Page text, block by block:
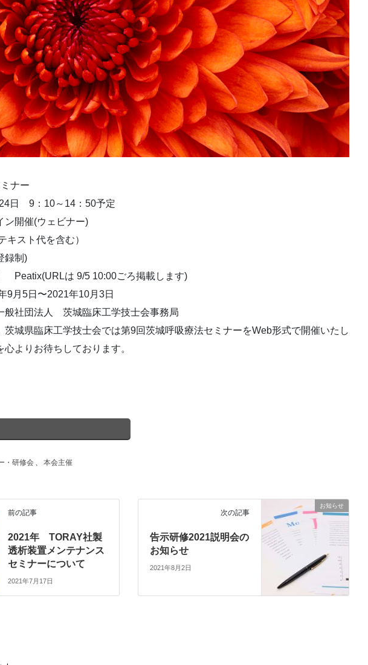
ナー
24日 9：10～14：50予定
ン開催(ウェビナー)
キスト代を含む）
録制)
Peatix(URLは 9/5 10:00ごろ掲載します)
月5日〜2021年10月3日
般社団法人 茨城臨床工学技士会事務局
茨城県臨床工学技士会では第9回茨城呼吸療法セミナーをWeb形式で開催いたし
よりお待ちしております。
・研修会 、 本会主催
前の記事
2021年 TORAY社製
透析装置メンテナンス
セミナーについて
2021年7月17日
お知らせ
次の記事
告示研修2021説明会の
お知らせ
2021年8月2日